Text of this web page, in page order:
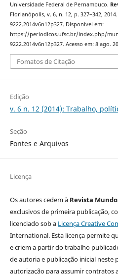
Universidade Federal de Pernambuco.
Florianópolis, v. 6, n. 12, p. 327–342,
9222.2014v6n12p327. Disponível em:
https://periodicos.ufsc.br/index.php/
9222.2014v6n12p327. Acesso em: 8 ago.
Fomatos de Citação
Edição
v. 6 n. 12 (2014): Trabalho,
Seção
Fontes e Arquivos
Licença
Os autores cedem à Revista
exclusivos de primeira publicação,
licenciado sob a Licença Creative
International. Esta licença permite
e criem a partir do trabalho
de autoria e publicação inicial neste
autorização para assumir contratos